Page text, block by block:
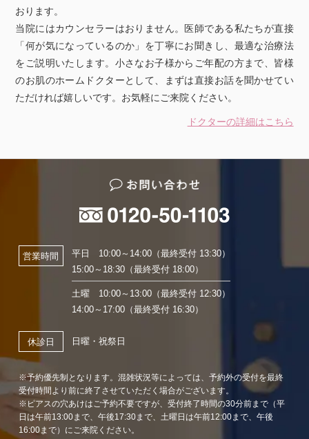
おります。
当院にはカウンセラーはおりません。医師である私たちが直接
「何が気になっているのか」を丁寧にお聞きし、最適な治療法
をご説明いたします。小さなお子様からご年配の方まで、皆様
のお肌のホームドクターとして、まずは直接お話を聞かせてい
ただければ嬉しいです。お気軽にご来院ください。
ドクターの詳細はこちら
営業時間
平日 10:00～14:00（最終受付 13:30）
15:00～18:30（最終受付 18:00）
土曜 10:00～13:00（最終受付 12:30）
14:00～17:00（最終受付 16:30）
休診日 日曜・祝祭日
※予約優先制となります。混雑状況等によっては、予約外の受付を最終
受付時間より前に終了させていただく場合がございます。
※ピアスの穴あけはご予約不要ですが、受付終了時間の30分前まで（平
日は午前13:00まで、午後17:30まで、土曜日は午前12:00まで、午後
16:00まで）にご来院ください。